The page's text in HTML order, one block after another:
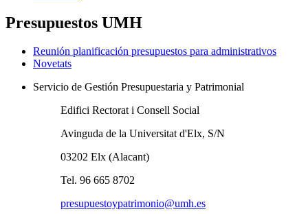
Presupuestos UMH
Reunión planificación presupuestos para administrativos
Novetats
Servicio de Gestión Presupuestaria y Patrimonial
Edifici Rectorat i Consell Social
Avinguda de la Universitat d'Elx, S/N
03202 Elx (Alacant)
Tel. 96 665 8702
presupuestoypatrimonio@umh.es